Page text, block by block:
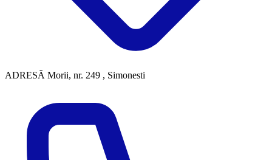
ADRESĂ Morii, nr. 249 , Simonesti